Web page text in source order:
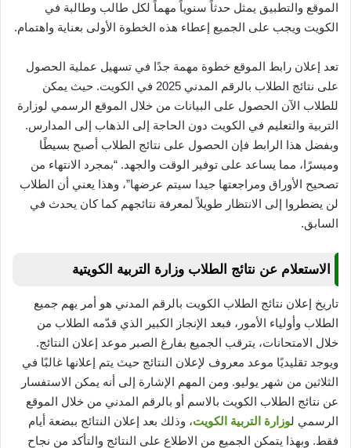
الموقع والتطبيق يمثل حدثاً سنوياً مهماً لكل طالب وطالبة في
الكويت ويجب على الجميع إعطاء هذه الخطوة الأولى بعناية واهتمام.
تعد إعلان رابط الموقع خطوة مهمة جدًا في تسهيل عملية الحصول
على نتائج الطلاب بالرقم المدني 2025 في الكويت. حيث يمكن
للطلاب الآن الحصول على البيانات من خلال الموقع الرسمي لوزارة
التربية والتعليم في الكويت دون الحاجة إلى الذهاب إلى المدارس.
وبفضل هذا الرابط فإن الحصول على نتائج الطلاب أصبح بسيطًا
وميسرًا، مما يساعد على توفير الوقت والجهد. “بمجرد الانتهاء من
تصحيح الأوراق ومراجعتها جيدا سيتم عرضها”، وهذا يعني أن الطلاب
لن يضطروا إلى الانتظار طويلاً لمعرفة نتائجهم كما كان يحدث في
السابق.
الاستعلام عن نتائج الطلاب وزارة التربية الكويتية
تاريخ إعلان نتائج الطلاب الكويت بالرقم المدني هو أمر يهم جميع
الطلاب وأولياء الأمور، فبعد الإنجاز الكبير الذي قدّمه الطلاب من
خلال الامتحانات، يترقب الجميع بفارغ الصبر موعد إعلان النتائج.
ويوجد تقليديًا موعد معروف لإعلان النتائج حيث يتم إعلانها غالبًا في
الثلاثين من شهر يوليو. ومن المهم الإشارة إلى أنه يمكن الاستفسار
عن نتائج الطلاب الكويت بالاسم أو بالرقم المدني من خلال الموقع
الرسمي لوزارة التربية الكويت، وذلك بعد إعلان النتائج ببضعة أيام
فقط. وبهذا يتمكن الجميع من الاطلاع على النتائج والتأكد من نجاح